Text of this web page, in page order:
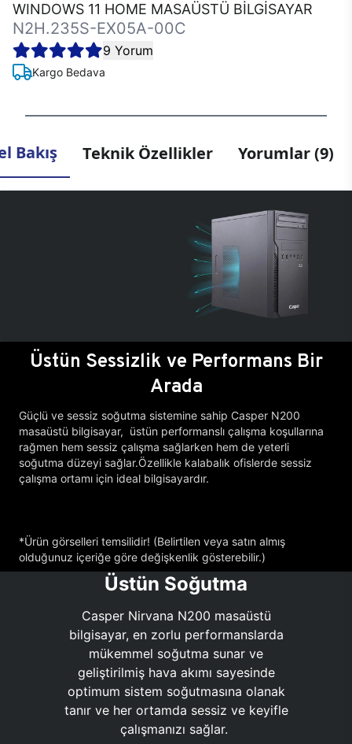
WINDOWS 11 HOME MASAÜSTÜ BİLGİSAYAR
N2H.235S-EX05A-00C
9 Yorum
Kargo Bedava
Bakış Teknik Özellikler Yorumlar (9)
Üstün Sessizlik ve Performans Bir
Arada
Güçlü ve sessiz soğutma sistemine sahip Casper N200
masaüstü bilgisayar, üstün performanslı çalışma koşullarına
rağmen hem sessiz çalışma sağlarken hem de yeterli
soğutma düzeyi sağlar.Özellikle kalabalık ofislerde sessiz
çalışma ortamı için ideal bilgisayardır.
*Ürün görselleri temsilidir! (Belirtilen veya satın almış
olduğunuz içeriğe göre değişkenlik gösterebilir.)
Üstün Soğutma
Casper Nirvana N200 masaüstü
bilgisayar, en zorlu performanslarda
mükemmel soğutma sunar ve
geliştirilmiş hava akımı sayesinde
optimum sistem soğutmasına olanak
tanır ve her ortamda sessiz ve keyifle
çalışmanızı sağlar.